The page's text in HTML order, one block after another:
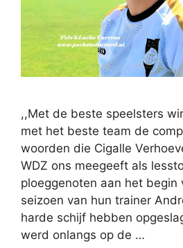
,,Met de beste speelsters
met het beste team de
woorden die Cigalle
WDZ ons meegeeft als
ploeggenoten aan het begin
seizoen van hun trainer
harde schijf hebben
werd onlangs op de …